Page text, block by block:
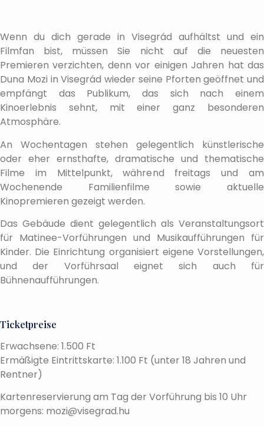
Wenn du dich gerade in Visegrád aufhältst und ein
Filmfan bist, müssen Sie nicht auf die neuesten
Premieren verzichten, denn vor einigen Jahren hat das
Duna Mozi in Visegrád wieder seine Pforten geöffnet und
empfängt das Publikum, das sich nach einem
Kinoerlebnis sehnt, mit einer ganz besonderen
Atmosphäre.
An Wochentagen stehen gelegentlich künstlerische
oder eher ernsthafte, dramatische und thematische
Filme im Mittelpunkt, während freitags und am
Wochenende Familienfilme sowie aktuelle
Kinopremieren gezeigt werden.
Das Gebäude dient gelegentlich als Veranstaltungsort
für Matinee-Vorführungen und Musikaufführungen für
Kinder. Die Einrichtung organisiert eigene Vorstellungen,
und der Vorführsaal eignet sich auch für
Bühnenaufführungen.
Ticketpreise
Erwachsene: 1.500 Ft
Ermäßigte Eintrittskarte: 1.100 Ft (unter 18 Jahren und
Rentner)
Kartenreservierung am Tag der Vorführung bis 10 Uhr
morgens: mozi@visegrad.hu